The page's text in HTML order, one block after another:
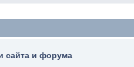
сайта и форума